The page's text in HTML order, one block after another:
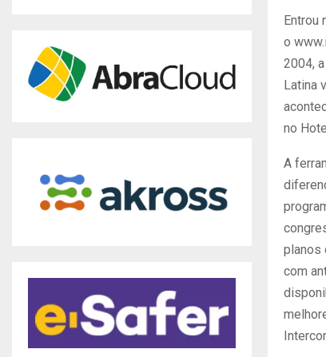
Entrou
o
2004,
Latina
no
A
planos
com